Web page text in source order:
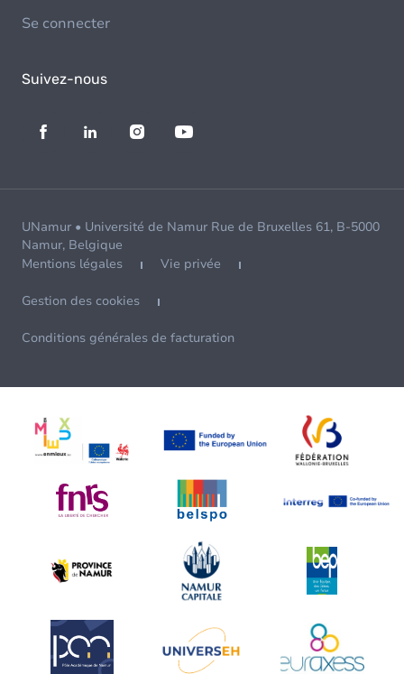
Se connecter
Suivez-nous
UNamur • Université de Namur Rue de Bruxelles 61, B-5000
Namur, Belgique
Mentions légales
Vie privée
Gestion des cookies
Conditions générales de facturation